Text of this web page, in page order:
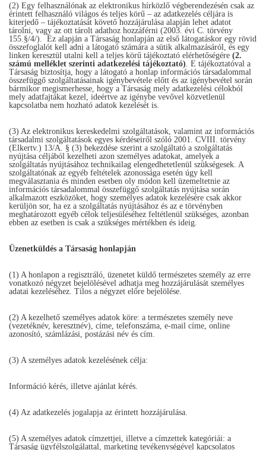
(2) Egy felhasználónak az elektronikus hírközlő végberendezésén csak az
érintett felhasználó világos és teljes körű – az adatkezelés céljára is
kiterjedő – tájékoztatását követő hozzájárulása alapján lehet adatot
tárolni, vagy az ott tárolt adathoz hozzáférni (2003. évi C. törvény
155.§/4/). Ez alapján a Társaság honlapján az első látogatáskor egy rövid
összefoglalót kell adni a látogató számára a sütik alkalmazásáról, és egy
linken keresztül utalni kell a teljes körű tájékoztató elérhetőségére (2.
számú melléklet szerinti adatkezelési tájékoztató) . E tájékoztatóval a
Társaság biztosítja, hogy a látogató a honlap információs társadalommal
összefüggő szolgáltatásainak igénybevétele előtt és az igénybevétel során
bármikor megismerhesse, hogy a Társaság mely adatkezelési célokból
mely adatfajtákat kezel, ideértve az igénybe vevővel közvetlenül
kapcsolatba nem hozható adatok kezelését is.
(3) Az elektronikus kereskedelmi szolgáltatások, valamint az információs
társadalmi szolgáltatások egyes kérdéseiről szóló 2001. CVIII. törvény
(Elkertv.) 13/A. § (3) bekezdése szerint a szolgáltató a szolgáltatás
nyújtása céljából kezelheti azon személyes adatokat, amelyek a
szolgáltatás nyújtásához technikailag elengedhetetlenül szükségesek. A
szolgáltatónak az egyéb feltételek azonossága esetén úgy kell
megválasztania és minden esetben oly módon kell üzemeltetnie az
információs társadalommal összefüggő szolgáltatás nyújtása során
alkalmazott eszközöket, hogy személyes adatok kezelésére csak akkor
kerüljön sor, ha ez a szolgáltatás nyújtásához és az e törvényben
meghatározott egyéb célok teljesüléséhez feltétlenül szükséges, azonban
ebben az esetben is csak a szükséges mértékben és ideig.
Üzenetküldés a Társaság honlapján
(1) A honlapon a regisztráló, üzenetet küldő természetes személy az erre
vonatkozó négyzet bejelölésével adhatja meg hozzájárulását személyes
adatai kezeléséhez. Tilos a négyzet előre bejelölése.
(2) A kezelhető személyes adatok köre: a természetes személy neve
(vezetéknév, keresztnév), címe, telefonszáma, e-mail címe, online
azonosító, számlázási, postázási név és cím.
(3) A személyes adatok kezelésének célja:
Információ kérés, illetve ajánlat kérés.
(4) Az adatkezelés jogalapja az érintett hozzájárulása.
(5) A személyes adatok címzettjei, illetve a címzettek kategóriái: a
Társaság ügyfélszolgálattal, marketing tevékenységével kapcsolatos